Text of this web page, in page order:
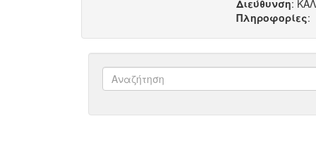
Διεύθυνση:
Πληροφορίες: